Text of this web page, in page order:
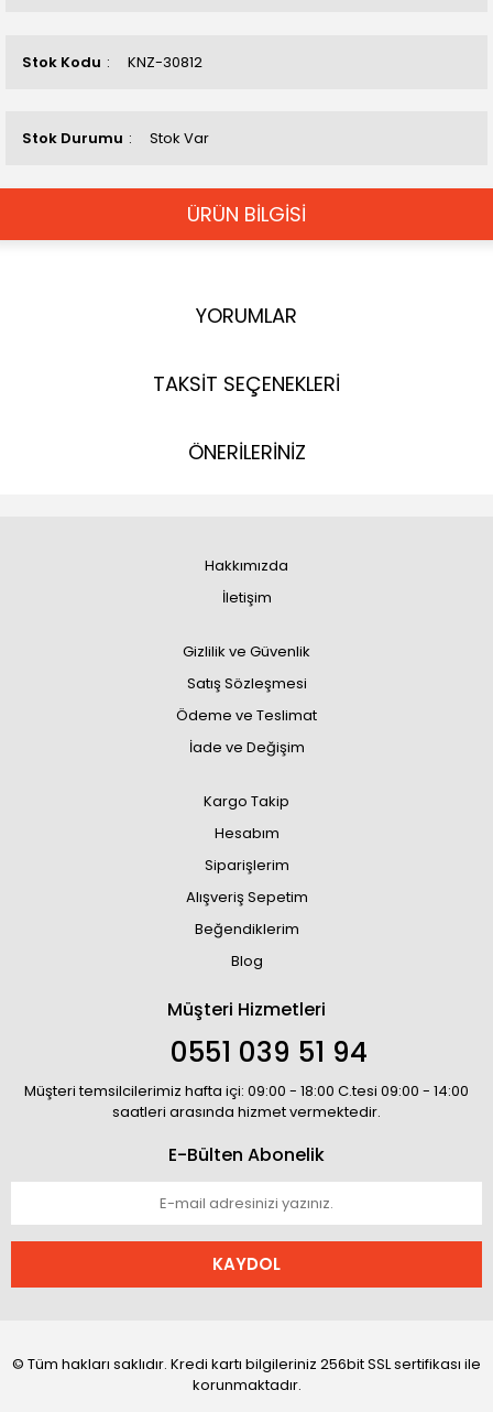
Stok Kodu KNZ-30812
Stok Durumu Stok Var
ÜRÜN BİLGİSİ
YORUMLAR
TAKSİT SEÇENEKLERİ
ÖNERİLERİNİZ
Hakkımızda
İletişim
Gizlilik ve Güvenlik
Satış Sözleşmesi
Ödeme ve Teslimat
İade ve Değişim
Kargo Takip
Hesabım
Siparişlerim
Alışveriş Sepetim
Beğendiklerim
Blog
Müşteri Hizmetleri
0551 039 51 94
Müşteri temsilcilerimiz hafta içi: 09:00 - 18:00 C.tesi 09:00 - 14:00
saatleri arasında hizmet vermektedir.
E-Bülten Abonelik
KAYDOL
© Tüm hakları saklıdır. Kredi kartı bilgileriniz 256bit SSL sertifikası ile
korunmaktadır.